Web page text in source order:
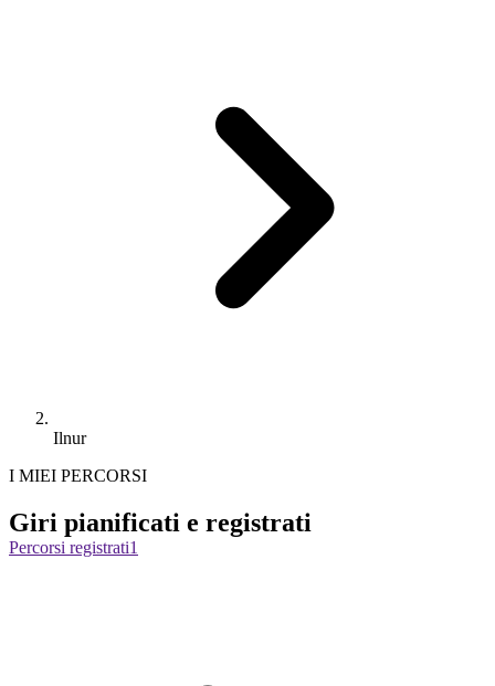
Ilnur
I MIEI PERCORSI
Giri pianificati e registrati
Percorsi registrati1